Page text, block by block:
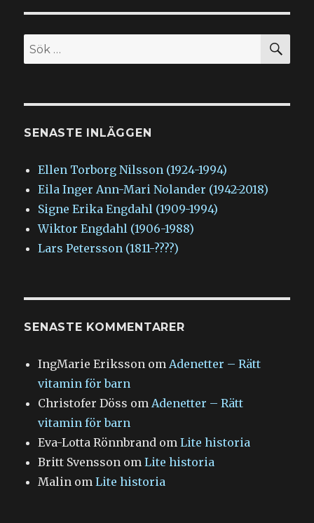
inlägg
E
SIDA
Sök
efter:
SENASTE INLÄGGEN
Ellen Torborg Nilsson (1924-1994)
Eila Inger Ann-Mari Nolander (1942-2018)
Signe Erika Engdahl (1909-1994)
Wiktor Engdahl (1906-1988)
Lars Petersson (1811-????)
SENASTE KOMMENTARER
IngMarie Eriksson om Adenetter – Rätt
vitamin för barn
Christofer Döss om Adenetter – Rätt
vitamin för barn
Eva-Lotta Rönnbrand omLite historia
Britt Svensson omLite historia
Malin omLite historia